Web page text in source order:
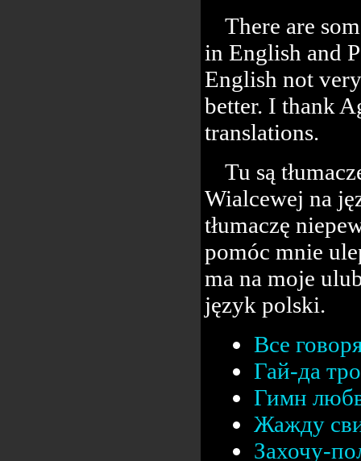
There are
in English and
English not
better. I thank
translations.
Tu są
Wialcewej na
tłumaczę
pomóc mnie
ma na moje
język polski.
Все
Гай-да
Гимн
Жажду
Захочу-